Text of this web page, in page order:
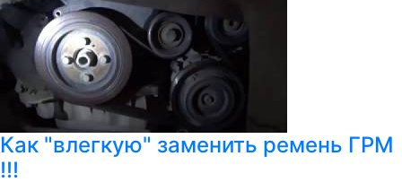
Как "влегкую" заменить ремень ГРМ
!!!